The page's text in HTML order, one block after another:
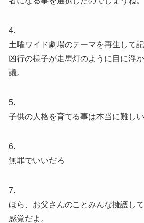
4.
土曜ワイド劇場のテーマを再生して記
凶行の様子が走馬灯のように目に浮
議。
5.
子供の人格を育てる事は本当に難しい
6.
無罪でいいだろ
7.
ほら、お父さんのことみんな擁護し
感覚だよ。